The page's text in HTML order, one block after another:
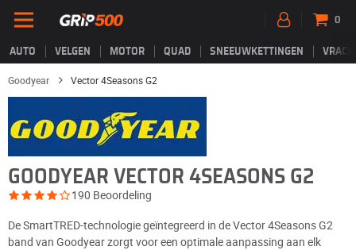
AUTO VELGEN MOTOR QUAD SNEEUWKETTINGEN
0
Goodyear Vector 4Seasons G2
GOODYEAR VECTOR 4SEASONS G2
190 Beoordeling
De SmartTRED-technologie geïntegreerd in de Vector 4Seasons G2
band van Goodyear zorgt voor een optimale aanpassing aan elk